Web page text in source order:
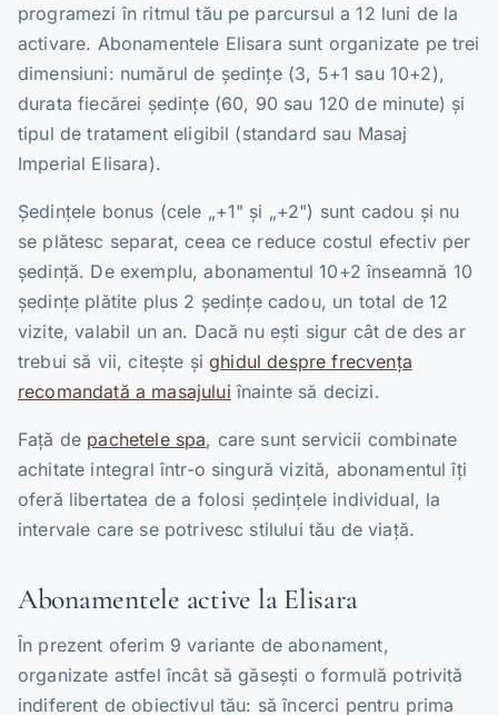
programezi în ritmul tău pe parcursul a 12 luni de la
activare. Abonamentele Elisara sunt organizate pe trei
dimensiuni: numărul de ședințe (3, 5+1 sau 10+2),
durata fiecărei ședințe (60, 90 sau 120 de minute) și
tipul de tratament eligibil (standard sau Masaj
Imperial Elisara).
Ședințele bonus (cele „+1" și „+2") sunt cadou și nu
se plătesc separat, ceea ce reduce costul efectiv per
ședință. De exemplu, abonamentul 10+2 înseamnă 10
ședințe plătite plus 2 ședințe cadou, un total de 12
vizite, valabil un an. Dacă nu ești sigur cât de des ar
trebui să vii, citește șighidul despre frecvența
recomandată a masajului înainte să decizi.
Față de pachetele spa, care sunt servicii combinate
achitate integral într-o singură vizită, abonamentul îți
oferă libertatea de a folosi ședințele individual, la
intervale care se potrivesc stilului tău de viață.
Abonamentele active la Elisara
În prezent oferim 9 variante de abonament,
organizate astfel încât să găsești o formulă potrivită
indiferent de obiectivul tău: să încerci pentru prima